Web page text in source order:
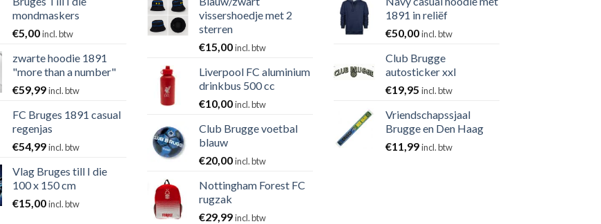
mondmaskers
€5,00incl. btw
zwarte hoodie 1891
"more than a number"
€59,99incl. btw
FC Bruges 1891 casual
regenjas
€54,99incl. btw
Vlag Bruges till I die
100 x 150 cm
€15,00incl. btw
vissershoedje met 2
sterren
€15,00incl. btw
Liverpool FC aluminium
drinkbus 500 cc
€10,00incl. btw
Club Brugge voetbal
blauw
€20,00incl. btw
Nottingham Forest FC
rugzak
€29,99incl. btw
1891 in reliëf
€50,00incl. btw
Club Brugge
autosticker xxl
€19,95 incl. btw
Vriendschapssjaal
Brugge en Den Haag
€11,99incl. btw